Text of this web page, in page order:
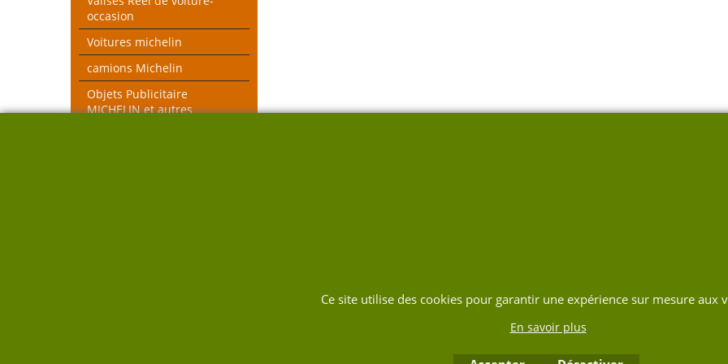
occasion
Voitures michelin
camions Michelin
Objets Publicitaire
MICHELIN et autres
Ce site utilise des cookies pour garantir une expérience sur mesure aux
En savoir plus